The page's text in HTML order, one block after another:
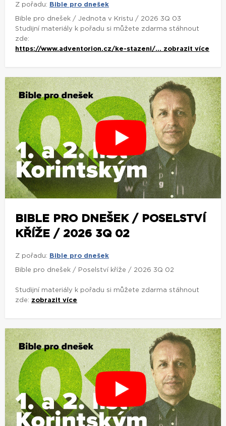
Z pořadu: Bible pro dnešek
Bible pro dnešek / Jednota v Kristu / 2026 3Q 03
Studijní materiály k pořadu si můžete zdarma stáhnout
zde:
https://www.adventorion.cz/ke-stazeni/... zobrazit více
BIBLE PRO DNEŠEK / POSELSTVÍ
KŘÍŽE / 2026 3Q 02
Z pořadu: Bible pro dnešek
Bible pro dnešek / Poselství kříže / 2026 3Q 02
Studijní materiály k pořadu si můžete zdarma stáhnout
zde: zobrazit více